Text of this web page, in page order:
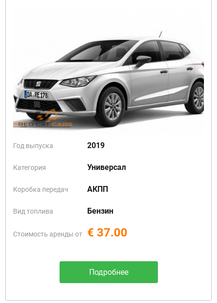
Год выпуска 2019
Категория Универсал
Коробка передач АКПП
Вид топлива Бензин
Стоимость аренды от € 37.00
Подробнее